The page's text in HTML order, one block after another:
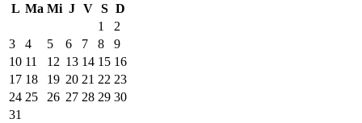
L Ma Mi J V S D
1
2
3
4 5 6 7 8
9
10 11 12 13 14 15 16
17 18 19 20 21 22 23
24 25 26 27 28 29 30
31